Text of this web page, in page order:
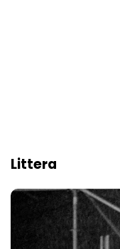
Littera